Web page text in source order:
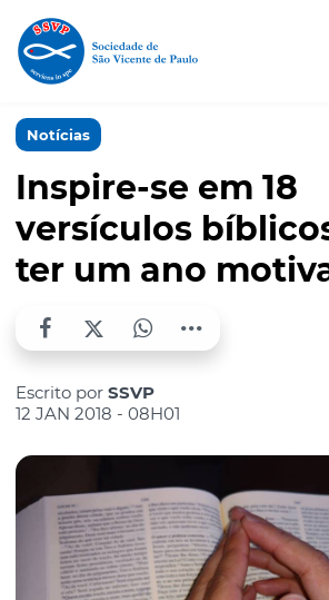
Notícias
Inspire-se em 18
versículos
ter um ano
Escrito por SSVP
12 JAN 2018 - 08H01